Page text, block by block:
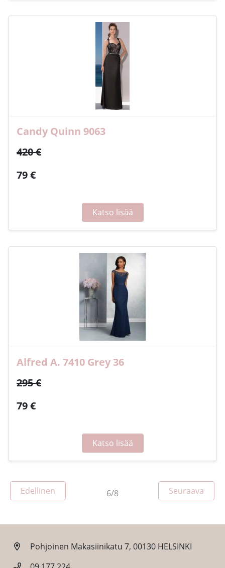
Candy Quinn 9063
420 €
79 €
Katso lisää
Alfred A. 7410 Grey 36
295 €
79 €
Katso lisää
Edellinen 6/8 Seuraava
Pohjoinen Makasiinikatu 7, 00130 HELSINKI